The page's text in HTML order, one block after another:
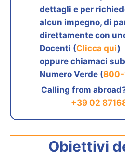
dettagli e per
alcun impegno, di
direttamente con
Docenti (Clicca qui)
oppure chiamaci
Numero Verde (800-
Calling from
+39 02
Obiettivi